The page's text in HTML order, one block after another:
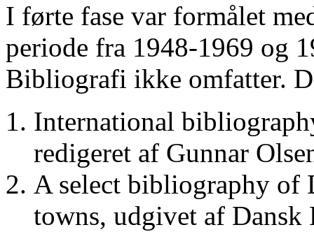
I førte fase var formålet
periode fra 1948-1969 og
Bibliografi ikke omfatter.
International
redigeret af Gunnar
A select bibliography of
towns, udgivet af